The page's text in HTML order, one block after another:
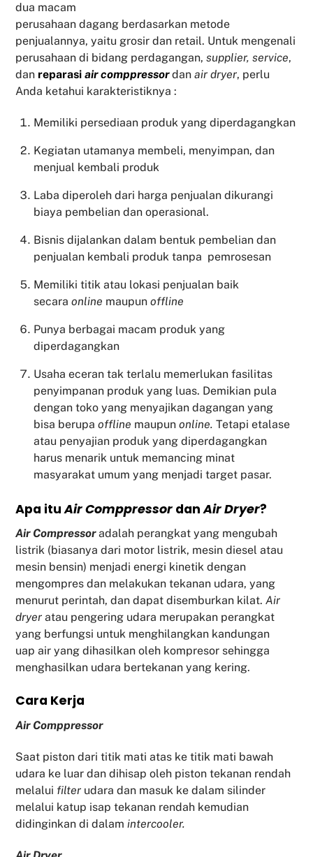
dua macam
perusahaan dagang berdasarkan metode
penjualannya, yaitu grosir dan retail. Untuk mengenali
perusahaan di bidang perdagangan,supplier, service,
dan reparasiair comppressordanair dryer, perlu
Anda ketahui karakteristiknya :
Memiliki persediaan produk yang diperdagangkan
Kegiatan utamanya membeli, menyimpan, dan
menjual kembali produk
Laba diperoleh dari harga penjualan dikurangi
biaya pembelian dan operasional.
Bisnis dijalankan dalam bentuk pembelian dan
penjualan kembali produk tanpa pemrosesan
Memiliki titik atau lokasi penjualan baik
secara online maupun offline
Punya berbagai macam produk yang
diperdagangkan
Usaha eceran tak terlalu memerlukan fasilitas
penyimpanan produk yang luas. Demikian pula
dengan toko yang menyajikan dagangan yang
bisa berupa offline maupun online. Tetapi etalase
atau penyajian produk yang diperdagangkan
harus menarik untuk memancing minat
masyarakat umum yang menjadi target pasar.
Apa ituAir Comppressor danAir Dryer?
Air Compressoradalah perangkat yang mengubah
listrik (biasanya dari motor listrik, mesin diesel atau
mesin bensin) menjadi energi kinetik dengan
mengompres dan melakukan tekanan udara, yang
menurut perintah, dan dapat disemburkan kilat.Air
dryer atau pengering udara merupakan perangkat
yang berfungsi untuk menghilangkan kandungan
uap air yang dihasilkan oleh kompresor sehingga
menghasilkan udara bertekanan yang kering.
Cara Kerja
Air Comppressor
Saat piston dari titik mati atas ke titik mati bawah
udara ke luar dan dihisap oleh piston tekanan rendah
melalui filter udara dan masuk ke dalam silinder
melalui katup isap tekanan rendah kemudian
didinginkan di dalamintercooler.